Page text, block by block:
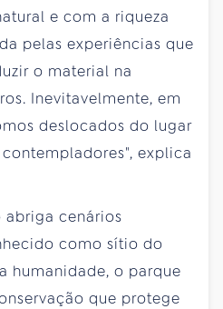
e com a riqueza
pelas experiências que
o material na
Inevitavelmente, em
deslocados do lugar
explica
abriga cenários
como sítio do
humanidade, o parque
que protege